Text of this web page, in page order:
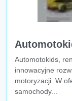
Automotokids,
innowacyjne
motoryzacji. W
samochody...